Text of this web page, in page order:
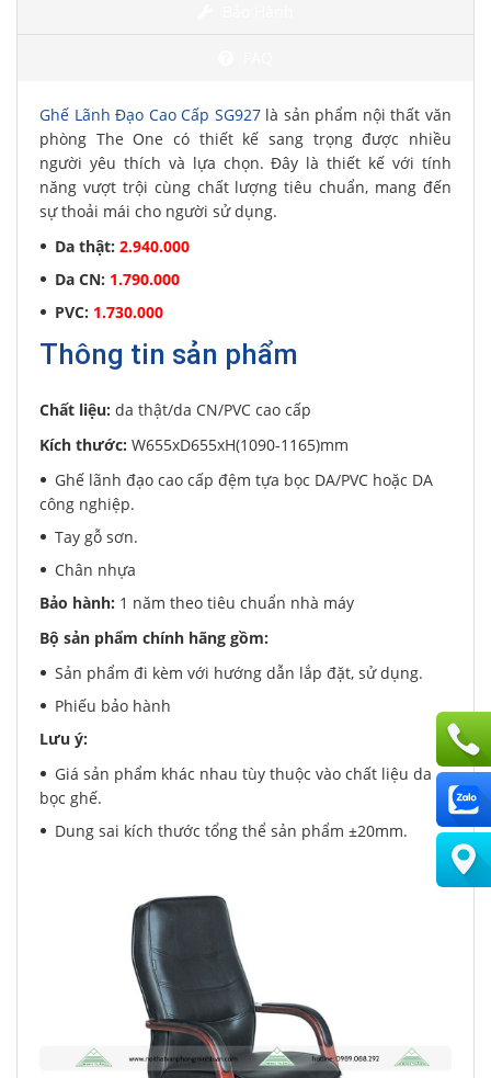
Ghế Lãnh Đạo Cao Cấp SG927là sản phẩm nội thất văn
phòng The One có thiết kế sang trọng được nhiều
người yêu thích và lựa chọn. Đây là thiết kế với tính
năng vượt trội cùng chất lượng tiêu chuẩn, mang đến
sự thoải mái cho người sử dụng.
Da thật: 2.940.000
Da CN: 1.790.000
PVC: 1.730.000
Thông tin sản phẩm
Chất liệu: da thật/da CN/PVC cao cấp
Kích thước: W655xD655xH(1090-1165)mm
Ghế lãnh đạo cao cấp đệm tựa bọc DA/PVC hoặc DA
công nghiệp.
Tay gỗ sơn.
Chân nhựa
Bảo hành: 1 năm theo tiêu chuẩn nhà máy
Bộ sản phẩm chính hãng gồm:
Sản phẩm đi kèm với hướng dẫn lắp đặt, sử dụng.
Phiếu bảo hành
Lưu ý:
Giá sản phẩm khác nhau tùy thuộc vào chất liệu da
bọc ghế.
Dung sai kích thước tổng thể sản phẩm ±20mm.